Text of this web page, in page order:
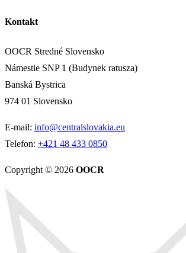
Kontakt
OOCR Stredné Slovensko
Námestie SNP 1 (Budynek ratusza)
Banská Bystrica
974 01 Slovensko
E-mail: info@centralslovakia.eu
Telefon: +421 48 433 0850
Copyright © 2026 OOCR